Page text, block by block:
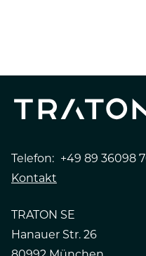
Telefon: +49 89 36098
Kontakt
TRATON SE
Hanauer Str. 26